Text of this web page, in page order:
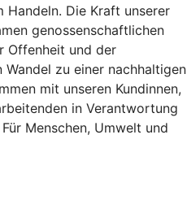
Die Kraft unserer
genossenschaftlichen
Offenheit und der
zu einer nachhaltigen
mit unseren Kundinnen,
in Verantwortung
Menschen, Umwelt und